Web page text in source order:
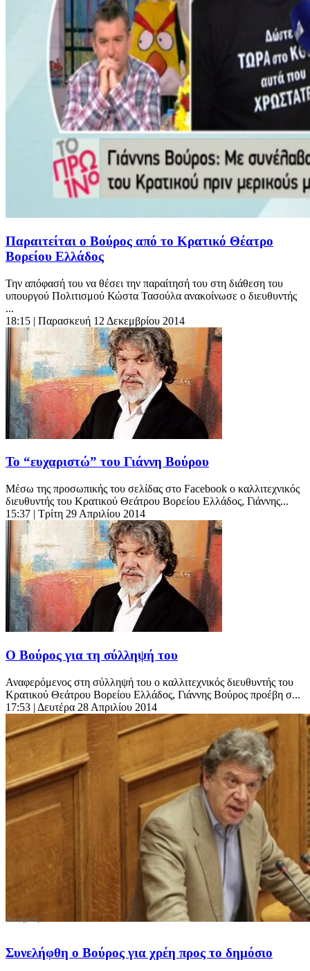
Παραιτείται ο Βούρος από το Κρατικό Θέατρο
Βορείου Ελλάδος
Την απόφασή του να θέσει την παραίτησή του στη διάθεση του
υπουργού Πολιτισμού Κώστα Τασούλα ανακοίνωσε ο διευθυντής
...
18:15 | Παρασκευή 12 Δεκεμβρίου 2014
To “ευχαριστώ” του Γιάννη Βούρου
Μέσω της προσωπικής του σελίδας στο Facebook ο καλλιτεχνικός
διευθυντής του Κρατικού Θεάτρου Βορείου Ελλάδος, Γιάννης...
15:37 | Τρίτη 29 Απριλίου 2014
O Bούρος για τη σύλληψή του
Αναφερόμενος στη σύλληψή του ο καλλιτεχνικός διευθυντής του
Κρατικού Θεάτρου Βορείου Ελλάδος, Γιάννης Βούρος προέβη σ...
17:53 | Δευτέρα 28 Απριλίου 2014
Συνελήφθη ο Βούρος για χρέη προς το δημόσιο